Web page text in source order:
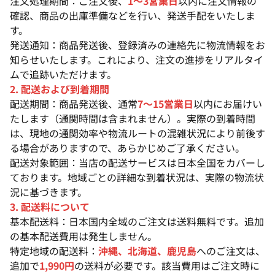
確認、商品の出庫準備などを行い、発送手配をいたしま
す。
発送通知：商品発送後、登録済みの連絡先に物流情報をお
知らせいたします。これにより、注文の進捗をリアルタイ
ムで追跡いただけます。
2. 配送および到着期間
配送期間：商品発送後、通常7〜15営業日以内にお届けい
たします（通関時間は含まれません）。実際の到着時間
は、現地の通関効率や物流ルートの混雑状況により前後す
る場合がありますので、あらかじめご了承ください。
配送対象範囲：当店の配送サービスは日本全国をカバーし
ております。地域ごとの詳細な到着状況は、実際の物流状
況に基づきます。
3. 配送料について
基本配送料：日本国内全域のご注文は送料無料です。追加
の基本配送費用は発生しません。
特定地域の配送料： 沖縄、北海道、鹿児島へのご注文は、
追加で1,990円の送料が必要です。該当費用はご注文時に